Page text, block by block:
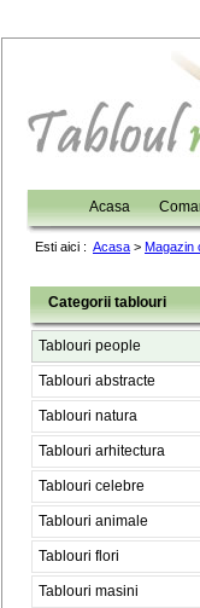
Acasa
Esti aici : Acasa > Magazin
Categorii tablouri
Tablouri people
Tablouri abstracte
Tablouri natura
Tablouri arhitectura
Tablouri celebre
Tablouri animale
Tablouri flori
Tablouri masini